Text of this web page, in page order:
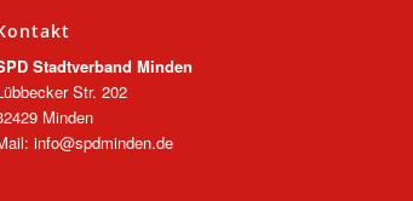
Stadtverband Minden
Str. 202
Minden
info@spdminden.de